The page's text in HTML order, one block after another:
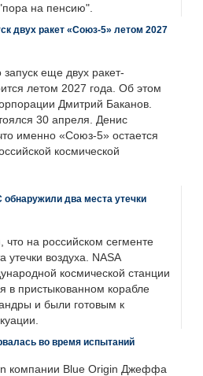
на пенсию".
двух ракет «Союз-5» летом 2027
еще двух ракет-
летом 2027 года. Об этом
Дмитрий Баканов.
30 апреля. Денис
именно «Союз-5» остается
космической
два места утечки
на российском сегменте
воздуха. NASA
космической станции
в пристыкованном корабле
и были готовым к
во время испытаний
компании Blue Origin Джеффа